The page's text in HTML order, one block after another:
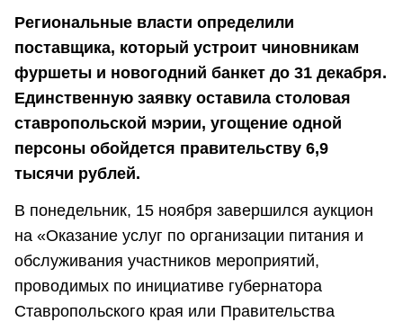
Региональные власти определили
поставщика, который устроит чиновникам
фуршеты и новогодний банкет до 31 декабря.
Единственную заявку оставила столовая
ставропольской мэрии, угощение одной
персоны обойдется правительству 6,9
тысячи рублей.
В понедельник, 15 ноября завершился аукцион
на «Оказание услуг по организации питания и
обслуживания участников мероприятий,
проводимых по инициативе губернатора
Ставропольского края или Правительства